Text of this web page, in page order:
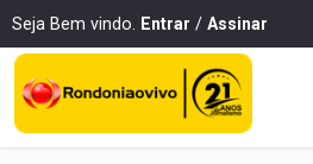
Seja Bem vindo. Entrar / Assinar